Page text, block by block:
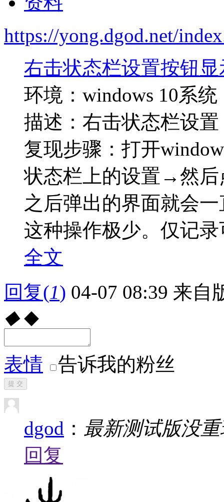
https://yong.dgod.net/
右击状态栏设置按钮
环境：windows 10系
描述：右击状态栏设
复现步骤：打开
状态栏上的设置→然
之后弹出的界面就会
这种操作极少。仅记录
全文
回复(1) 04-07 08:39 来自
◆ ◆
表情 告诉我的粉丝
提 交
dgod ： 最新测试版没
回复